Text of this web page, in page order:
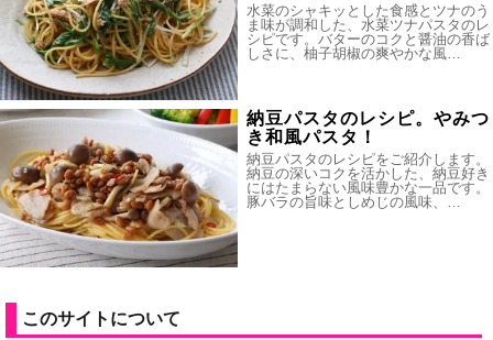
水菜のシャキッとした食感とツナのう
ま味が調和した、水菜ツナパスタのレ
シピです。バターのコクと醤油の香ば
しさに、柚子胡椒の爽やかな風…
納豆パスタのレシピ。やみつ
き和風パスタ！
納豆パスタのレシピをご紹介します。
納豆の深いコクを活かした、納豆好き
にはたまらない風味豊かな一品です。
豚バラの旨味としめじの風味、…
このサイトについて